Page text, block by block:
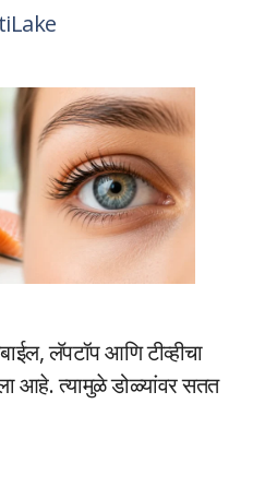
लॅपटॉप आणि टीव्हीचा
आहे. त्यामुळे डोळ्यांवर सतत